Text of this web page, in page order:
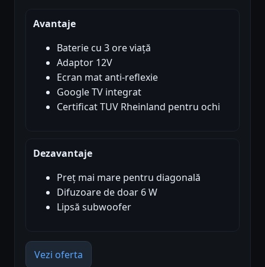
Avantaje
Baterie cu 3 ore viață
Adaptor 12V
Ecran mat anti-reflexie
Google TV integrat
Certificat TUV Rheinland pentru ochi
Dezavantaje
Preț mai mare pentru diagonală
Difuzoare de doar 6 W
Lipsă subwoofer
Vezi oferta